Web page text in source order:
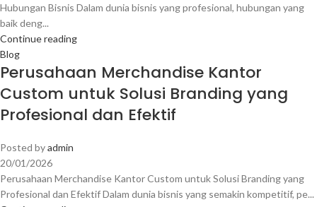
Hubungan Bisnis Dalam dunia bisnis yang profesional, hubungan yang
baik deng...
Continue reading
Blog
Perusahaan Merchandise Kantor
Custom untuk Solusi Branding yang
Profesional dan Efektif
Posted byadmin
20/01/2026
Perusahaan Merchandise Kantor Custom untuk Solusi Branding yang
Profesional dan Efektif Dalam dunia bisnis yang semakin kompetitif, pe...